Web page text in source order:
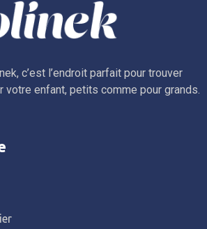
c’est l’endroit parfait pour trouver
votre enfant, petits comme pour grands.